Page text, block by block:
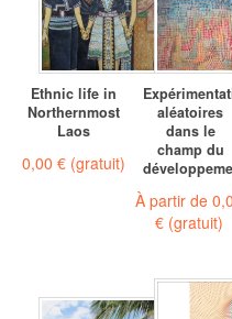
Ethnic life in
Northernmost
Laos
0,00 € (gratuit)
aléatoires
dans le
champ du
À partir de
€ (gratuit)